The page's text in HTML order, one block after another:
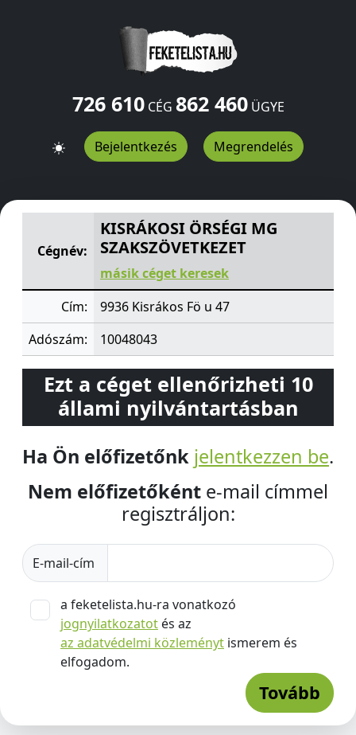
726 610CÉG 862 460ÜGYE
Bejelentkezés Megrendelés
KISRÁKOSI ÖRSÉGI MG SZAKSZÖVETKEZET
Cégnév:
KISRÁKOSI ÖRSÉGI MG
SZAKSZÖVETKEZET
másik céget keresek
Cím:
9936 Kisrákos Fö u 47
Adószám:
10048043
Ezt a céget ellenőrizheti 10
állami nyilvántartásban
Ha Ön előfizetőnk jelentkezzen be.
Nem előfizetőként e-mail címmel
regisztráljon:
E-mail-cím
a feketelista.hu-ra vonatkozó
jognyilatkozatot és az
az adatvédelmi közleményt ismerem és
elfogadom.
Tovább